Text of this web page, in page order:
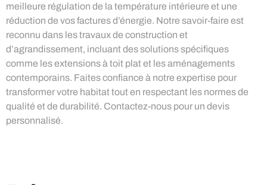
meilleure régulation de la température intérieure et une
réduction de vos factures d’énergie. Notre savoir-faire est
reconnu dans les travaux de construction et
d’agrandissement, incluant des solutions spécifiques
comme les extensions à toit plat et les aménagements
contemporains. Faites confiance à notre expertise pour
transformer votre habitat tout en respectant les normes de
qualité et de durabilité. Contactez-nous pour un devis
personnalisé.